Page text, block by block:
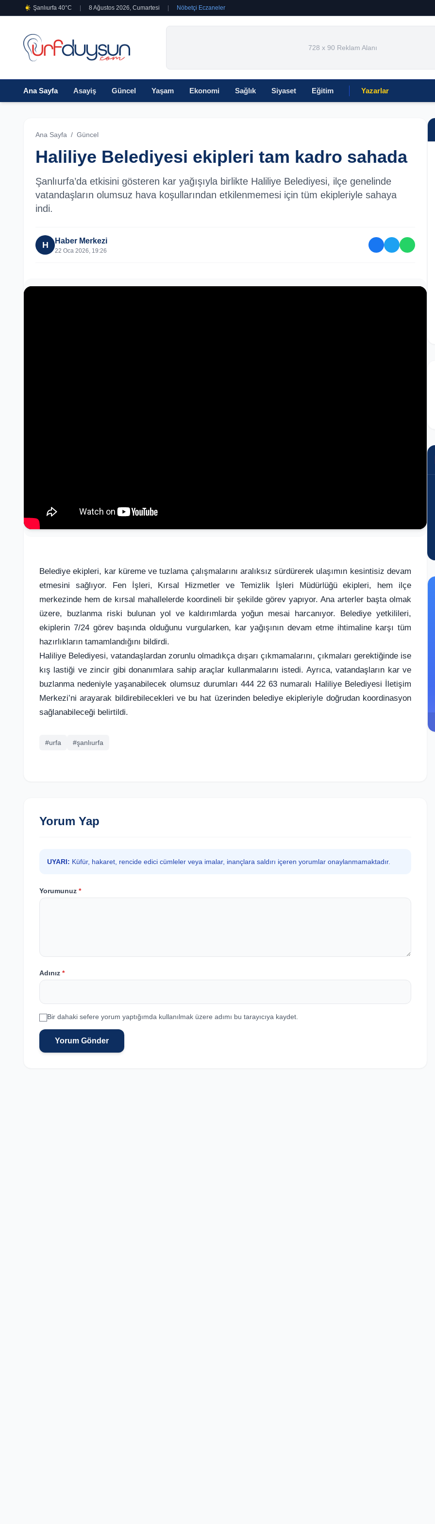
Şanlıurfa 40°C 8 Ağustos 2026, Cumartesi Nöbetçi Eczaneler
728 x 90 Reklam Alanı
Ana Sayfa Asayiş Güncel Yaşam Ekonomi Sağlık Siyaset Eğitim Yazarlar
Ana Sayfa / Güncel
Haliliye Belediyesi ekipleri tam kadro sahada
Şanlıurfa’da etkisini gösteren kar yağışıyla birlikte Haliliye Belediyesi, ilçe genelinde
vatandaşların olumsuz hava koşullarından etkilenmemesi için tüm ekipleriyle sahaya
indi.
H Haber Merkezi
22 Oca 2026, 19:26
Belediye ekipleri, kar küreme ve tuzlama çalışmalarını aralıksız sürdürerek ulaşımın kesintisiz devam
etmesini sağlıyor. Fen İşleri, Kırsal Hizmetler ve Temizlik İşleri Müdürlüğü ekipleri, hem ilçe
merkezinde hem de kırsal mahallelerde koordineli bir şekilde görev yapıyor. Ana arterler başta olmak
üzere, buzlanma riski bulunan yol ve kaldırımlarda yoğun mesai harcanıyor. Belediye yetkilileri,
ekiplerin 7/24 görev başında olduğunu vurgularken, kar yağışının devam etme ihtimaline karşı tüm
hazırlıkların tamamlandığını bildirdi.
Haliliye Belediyesi, vatandaşlardan zorunlu olmadıkça dışarı çıkmamalarını, çıkmaları gerektiğinde ise
kış lastiği ve zincir gibi donanımlara sahip araçlar kullanmalarını istedi. Ayrıca, vatandaşların kar ve
buzlanma nedeniyle yaşanabilecek olumsuz durumları 444 22 63 numaralı Haliliye Belediyesi İletişim
Merkezi’ni arayarak bildirebilecekleri ve bu hat üzerinden belediye ekipleriyle doğrudan koordinasyon
sağlanabileceği belirtildi.
#urfa #şanlıurfa
Yorum Yap
UYARI: Küfür, hakaret, rencide edici cümleler veya imalar, inançlara saldırı içeren yorumlar onaylanmamaktadır.
Yorumunuz *
Adınız *
Bir dahaki sefere yorum yaptığımda kullanılmak üzere adımı bu tarayıcıya kaydet.
Yorum Gönder